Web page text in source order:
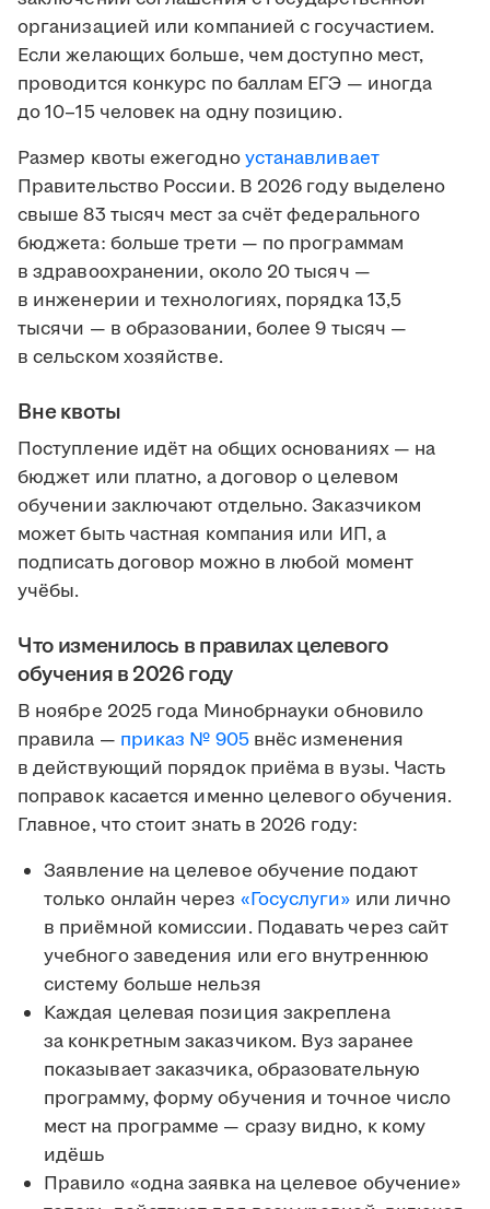
организацией или компанией с госучастием.
Если желающих больше, чем доступно мест,
проводится конкурс по баллам ЕГЭ — иногда
до 10–15 человек на одну позицию.
Размер квоты ежегодноустанавливает
Правительство России. В 2026 году выделено
свыше 83 тысяч мест за счёт федерального
бюджета: больше трети — по программам
в здравоохранении, около 20 тысяч —
в инженерии и технологиях, порядка 13,5
тысячи — в образовании, более 9 тысяч —
в сельском хозяйстве.
Вне квоты
Поступление идёт на общих основаниях — на
бюджет или платно, а договор о целевом
обучении заключают отдельно. Заказчиком
может быть частная компания или ИП, а
подписать договор можно в любой момент
учёбы.
Что изменилось в правилах целевого
обучения в 2026 году
В ноябре 2025 года Минобрнауки обновило
правила — приказ № 905внёс изменения
в действующий порядок приёма в вузы. Часть
поправок касается именно целевого обучения.
Главное, что стоит знать в 2026 году:
Заявление на целевое обучение подают
только онлайн через «Госуслуги» или лично
в приёмной комиссии. Подавать через сайт
учебного заведения или его внутреннюю
систему больше нельзя
Каждая целевая позиция закреплена
за конкретным заказчиком. Вуз заранее
показывает заказчика, образовательную
программу, форму обучения и точное число
мест на программе — сразу видно, к кому
идёшь
Правило «одна заявка на целевое обучение»